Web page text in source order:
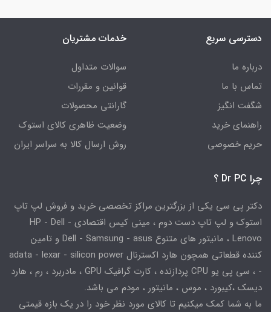
دسترسی سریع
درباره ما
تماس با ما
شگفت انگیز
راهنمای خرید
حریم خصوصی
خدمات مشتریان
سوالات متداول
قوانین و مقررات
گارانتی محصولات
وضعیت ظاهری کالای استوک
روش ارسال کالا به سراسر ایران
چرا Dr PC ؟
دکتر پی سی یکی از بزرگترین مراکز تخصصی خرید و فروش لپ تاپ
استوک و لپ تاپ دست دوم ، مینی کیس اقتصادی HP - Dell -
Lenovo ، مانیتور های متنوع Dell - Samsung - asus و تامین
کننده قطعاتی همچون هارد اکسترنال adata - lexar - silicon power
- ، سی پی یو CPU پردازنده ، کارت گرافیک GPU ، مادربرد ، رم ، هارد
دیسک ،کیبورد ، موس ، مانیتور ، مودم می باشد.
ما به شما کمک میکنیم تا کالای مورد نظر خود را در یک بازه قیمتی